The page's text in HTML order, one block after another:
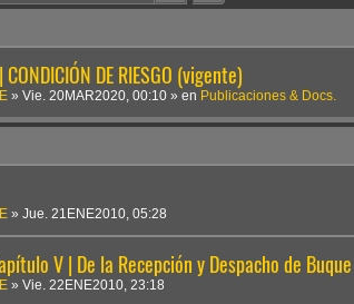
CONDICIÓN DE RIESGO (vigente)
» Vie. 20MAR2020, 00:10 » en Publicaciones & Docs.
» Jue. 21ENE2010, 05:28
V | De la Recepción y Despacho de Buque
» Vie. 22ENE2010, 23:18